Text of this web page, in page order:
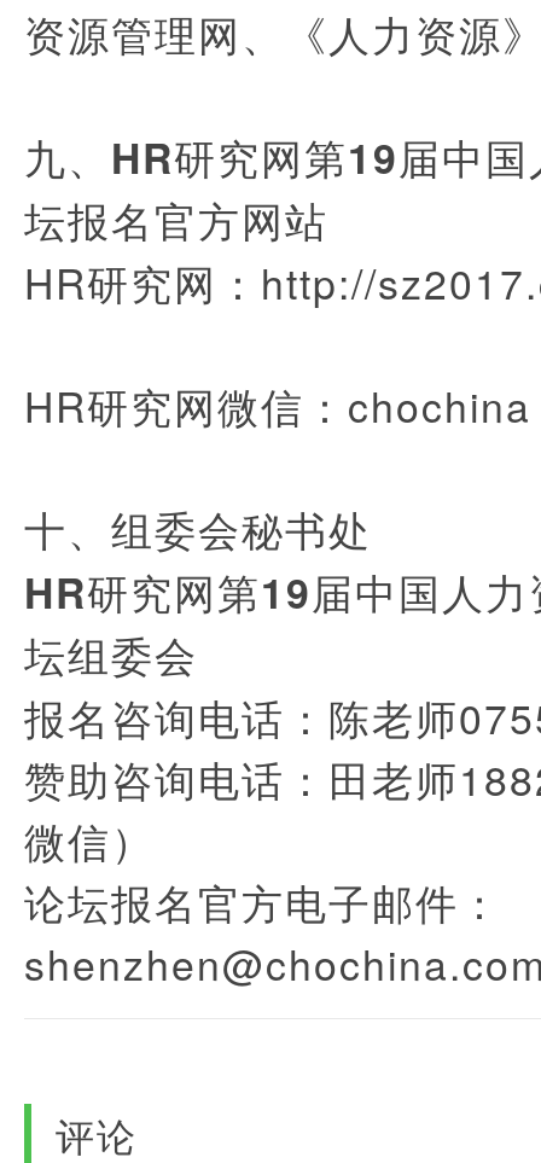
资源管理网、《人力资源
九、HR研究网第19届中
坛报名官方网站
HR研究网：http://
HR研究网微信：
十、组委会秘书处
HR研究网第19届中国人
坛组委会
报名咨询电话：陈老师
赞助咨询电话：田老师
微信）
论坛报名官方电子邮件：
评论